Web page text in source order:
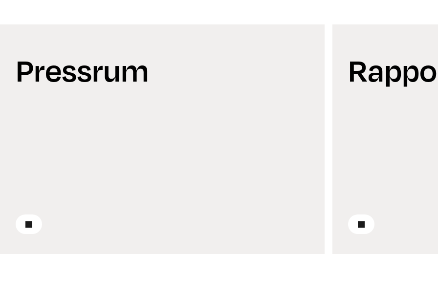
Pressrum
Till pressrummet Till rapporterna